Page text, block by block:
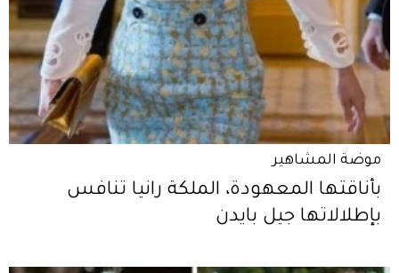
موضة المشاهير
بأناقتها المعهودة، الملكة رانيا تنافس
بإطلالاتها جيل بايدن